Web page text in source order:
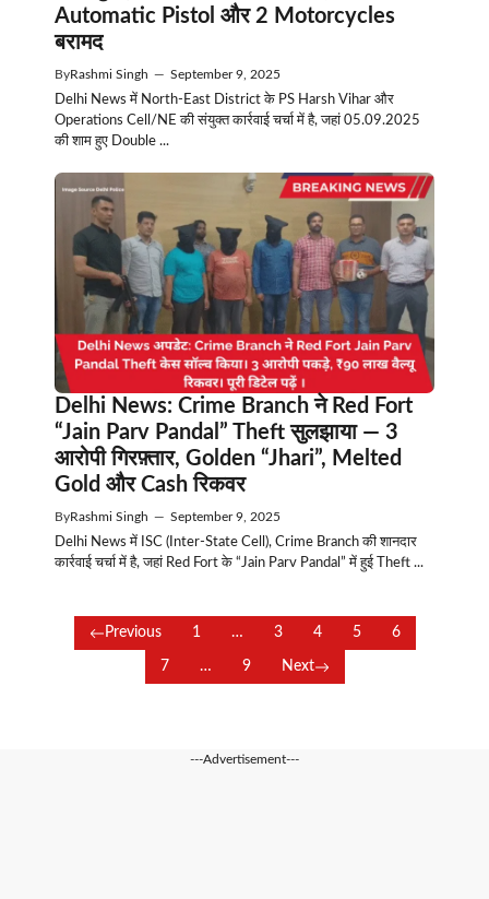
Automatic Pistol और 2 Motorcycles
बरामद
ByRashmi Singh — September 9, 2025
Delhi News में North-East District के PS Harsh Vihar और
Operations Cell/NE की संयुक्त कार्रवाई चर्चा में है, जहां 05.09.2025
की शाम हुए Double ...
Delhi News: Crime Branch ने Red Fort
“Jain Parv Pandal” Theft सुलझाया — 3
आरोपी गिरफ़्तार, Golden “Jhari”, Melted
Gold और Cash रिकवर
ByRashmi Singh — September 9, 2025
Delhi News में ISC (Inter-State Cell), Crime Branch की शानदार
कार्रवाई चर्चा में है, जहां Red Fort के “Jain Parv Pandal” में हुई Theft ...
Previous 1 … 3 4 5 6
7 … 9 Next
---Advertisement---